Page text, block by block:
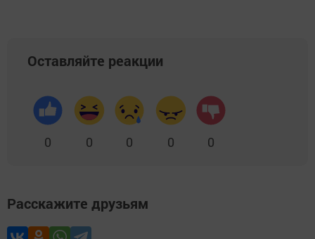
Оставляйте реакции
0 0 0 0 0
Расскажите друзьям